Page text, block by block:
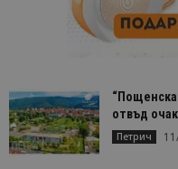
отвъд
Петрич